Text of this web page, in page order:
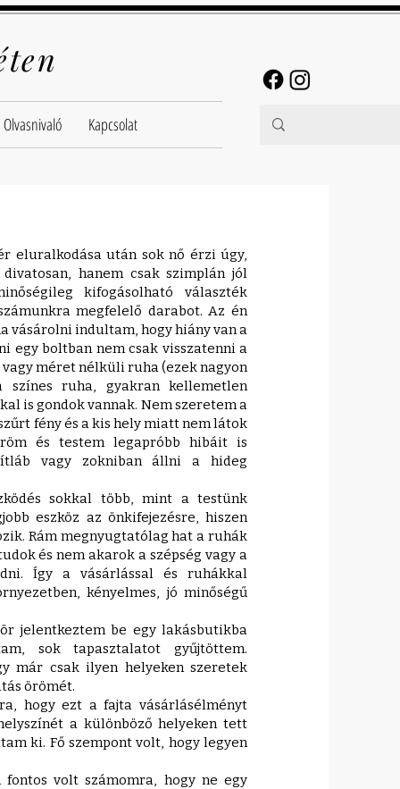
Olvasnivaló Kapcsolat
eluralkodása után sok nő érzi úgy,
hanem csak szimplán jól
kifogásolható választék
megfelelő darabot. Az én
vásárolni indultam, hogy hiány van a
egy boltban nem csak visszatenni a
méret nélküli ruha (ezek nagyon
ruha, gyakran kellemetlen
is gondok vannak. Nem szeretem a
fény és a kis hely miatt nem látok
és testem legapróbb hibáit is
vagy zokniban állni a hideg
sokkal több, mint a testünk
eszköz az önkifejezésre, hiszen
Rám megnyugtatólag hat a ruhák
és nem akarok a szépség vagy a
Így a vásárlással és ruhákkal
kényelmes, jó minőségű
jelentkeztem be egy lakásbutikba
sok tapasztalatot gyűjtöttem.
már csak ilyen helyeken szeretek
örömét.
hogy ezt a fajta vásárlásélményt
a különböző helyeken tett
ki. Fő szempont volt, hogy legyen
volt számomra, hogy ne egy